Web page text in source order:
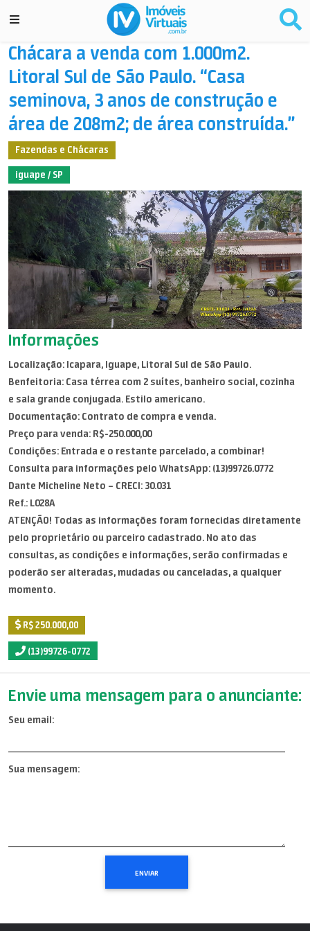
Chácara a venda com 1.000m2.
Litoral Sul de São Paulo. “Casa
seminova, 3 anos de construção e
área de 208m2; de área construída.”
Fazendas e Chácaras
iguape / SP
Informações
Localização: Icapara, Iguape, Litoral Sul de São Paulo.
Benfeitoria: Casa térrea com 2 suítes, banheiro social, cozinha
e sala grande conjugada. Estilo americano.
Documentação: Contrato de compra e venda.
Preço para venda: R$-250.000,00
Condições: Entrada e o restante parcelado, a combinar!
Consulta para informações pelo WhatsApp: (13)99726.0772
Dante Micheline Neto – CRECI: 30.031
Ref.: L028A
ATENÇÃO! Todas as informações foram fornecidas diretamente
pelo proprietário ou parceiro cadastrado. No ato das
consultas, as condições e informações, serão confirmadas e
poderão ser alteradas, mudadas ou canceladas, a qualquer
momento.
R$ 250.000,00
(13)99726-0772
Envie uma mensagem para o anunciante:
Seu email:
Sua mensagem: